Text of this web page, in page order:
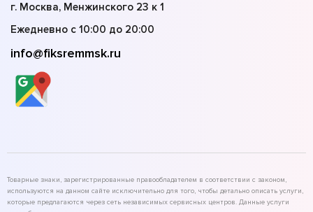
г. Москва, Менжинского 23 к 1
Ежедневно с 10:00 до 20:00
info@fiksremmsk.ru
Товарные знаки, зарегистрированные правообладателем в соответствии с законом,
используются на данном сайте исключительно для того, чтобы детально описать услуги,
которые предлагаются через сеть независимых сервисных центров. Данные услуги